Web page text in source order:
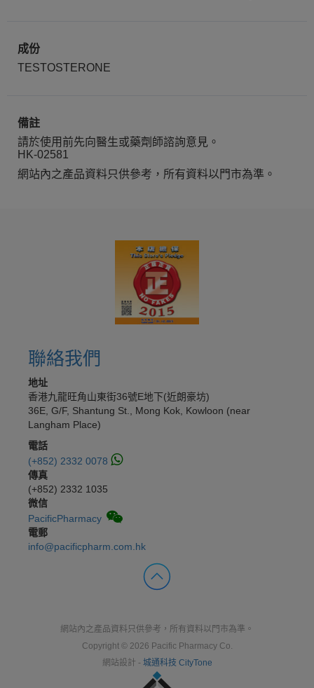
成份
TESTOSTERONE
備註
請於使用前先向醫生或藥劑師諮詢意見。
HK-02581
網站內之產品資料只供參考，所有資料以門市為準。
聯絡我們
地址
香港九龍旺角山東街36號E地下(近朗豪坊)
36E, G/F, Shantung St., Mong Kok, Kowloon (near
Langham Place)
電話
(+852) 2332 0078
傳真
(+852) 2332 1035
微信
PacificPharmacy
電郵
info@pacificpharm.com.hk
網站內之產品資料只供參考，所有資料以門市為準。
Copyright © 2026 Pacific Pharmacy Co.
網站設計 - 城通科技 CityTone